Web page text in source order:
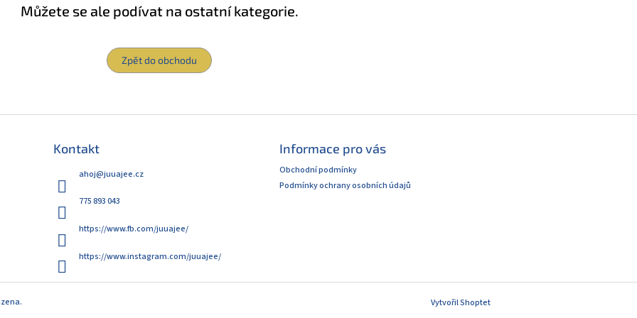
Můžete se ale podívat na ostatní kategorie.
Zpět do obchodu
Kontakt
ahoj@juuajee.cz
775 893 043
https://www.fb.com/juuajee/
https://www.instagram.com/juuajee/
Informace pro vás
Obchodní podmínky
Podmínky ochrany osobních údajů
Vytvořil Shoptet